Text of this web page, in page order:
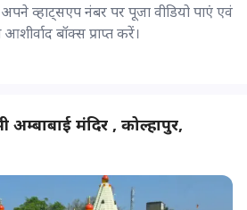
व्हाट्सएप नंबर पर पूजा वीडियो पाएं एवं
बॉक्स प्राप्त करें।
अम्बाबाई मंदिर , कोल्हापुर,